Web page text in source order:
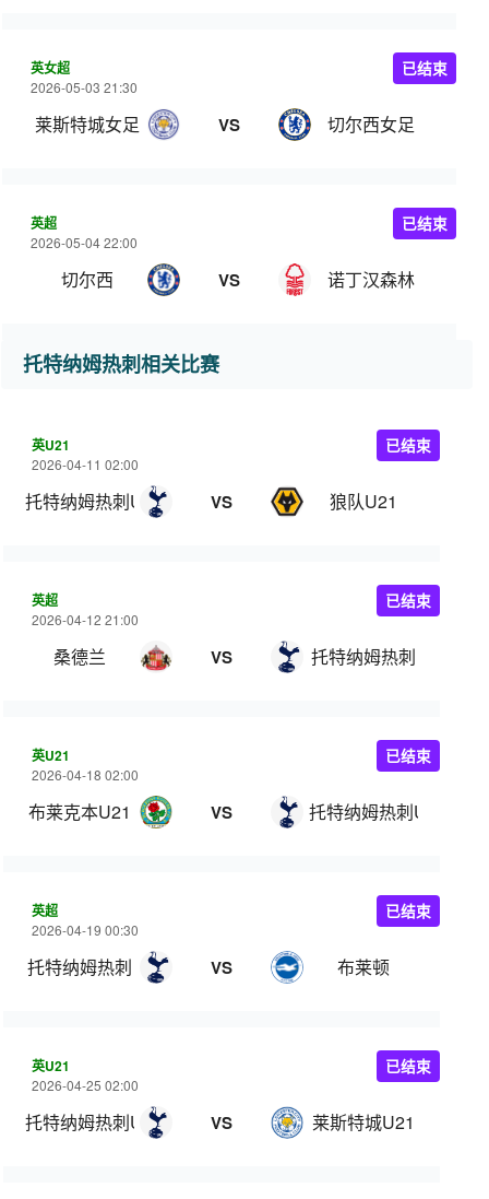
英女超
2026-05-03 21:30
莱斯特城女足 VS 切尔西女足
已结束
英超
2026-05-04 22:00
切尔西 VS 诺丁汉森林
已结束
托特纳姆热刺相关比赛
英U21
2026-04-11 02:00
托特纳姆热刺U21 VS 狼队U21
已结束
英超
2026-04-12 21:00
桑德兰 VS 托特纳姆热刺
已结束
英U21
2026-04-18 02:00
布莱克本U21 VS 托特纳姆热刺U21
已结束
英超
2026-04-19 00:30
托特纳姆热刺 VS 布莱顿
已结束
英U21
2026-04-25 02:00
托特纳姆热刺U21 VS 莱斯特城U21
已结束